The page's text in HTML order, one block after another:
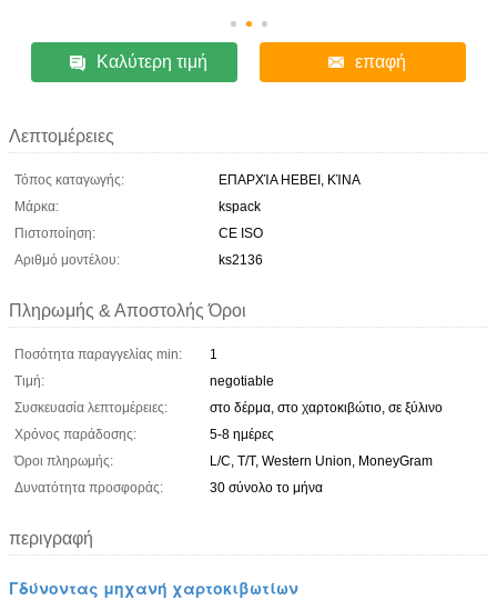
Καλύτερη τιμή επαφή
Λεπτομέρειες
Τόπος καταγωγής:
ΕΠΑΡΧΊΑ HEBEI, ΚΊΝΑ
Μάρκα:
kspack
Πιστοποίηση:
CE ISO
Αριθμό μοντέλου:
ks2136
Πληρωμής & Αποστολής Όροι
Ποσότητα παραγγελίας min:
1
Τιμή:
negotiable
Συσκευασία λεπτομέρειες:
στο δέρμα, στο χαρτοκιβώτιο, σε ξύλινο
Χρόνος παράδοσης:
5-8 ημέρες
Όροι πληρωμής:
L/C, T/T, Western Union, MoneyGram
Δυνατότητα προσφοράς:
30 σύνολο το μήνα
περιγραφή
Γδύνοντας μηχανή χαρτοκιβωτίων